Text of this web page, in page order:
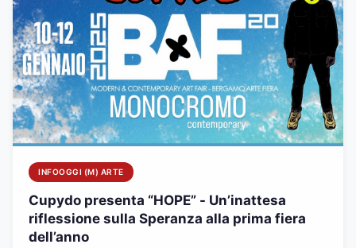
INFOOGGI (M) ARTE
Cupydo presenta “HOPE” - Un’inattesa
riflessione sulla Speranza alla prima fiera
dell’anno